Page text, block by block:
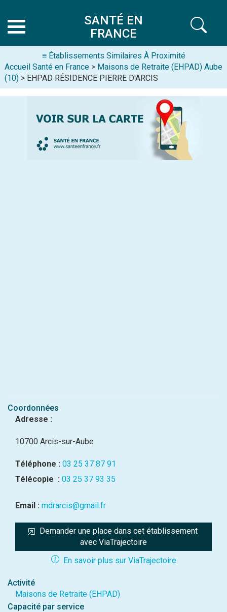
SANTÉ EN
FRANCE
≡ Établissements Similaires À Proximité
Accueil Santé en France > Maisons de Retraite (EHPAD) Aube
(10) > EHPAD RÉSIDENCE PIERRE D'ARCIS
Coordonnées
Adresse :
10700 Arcis-sur-Aube
Téléphone : 03 25 37 87 91
Télécopie : 03 25 37 93 35
Email : mdrarcis@gmail.fr
Demander une place dans cet établissement
avec ViaTrajectoire
En savoir plus sur ViaTrajectoire
Activité
Maisons de Retraite (EHPAD)
Capacité par service